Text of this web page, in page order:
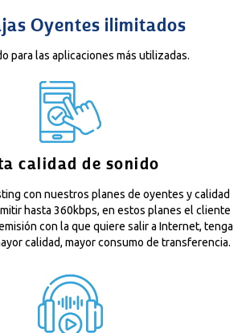
Oyentes ilimitados
para las aplicaciones más utilizadas.
calidad de sonido
con nuestros planes de oyentes y calidad
hasta 360kbps, en estos planes el cliente
con la que quiere salir a Internet, tenga
calidad, mayor consumo de transferencia.